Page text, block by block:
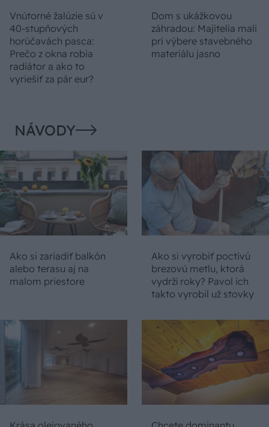
Vnútorné žalúzie sú v
40-stupňových
horúčavách pasca:
Prečo z okna robia
radiátor a ako to
vyriešiť za pár eur?
Dom s ukážkovou
záhradou: Majitelia mali
pri výbere stavebného
materiálu jasno
NÁVODY
Ako si zariadiť balkón
alebo terasu aj na
malom priestore
Ako si vyrobiť poctivú
brezovú metlu, ktorá
vydrží roky? Pavol ich
takto vyrobil už stovky